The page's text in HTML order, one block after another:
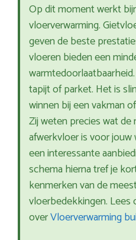
Op dit moment werkt
vloerverwarming.
geven de beste
vloeren bieden een
tapijt of parket. Het is
winnen bij een vakman
Zij weten precies wat de
afwerkvloer is voor jouw
een interessante
schema hierna tref je
kenmerken van de
vloerbedekkingen.
overVloerverwarming